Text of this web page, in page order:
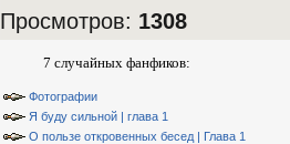
Просмотров: 1308
7 случайных фанфиков:
Фотографии
Я буду сильной | глава 1
О пользе откровенных бесед | Глава 1